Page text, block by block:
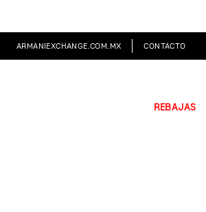
ARMANIEXCHANGE.COM.MX CONTACTO
REBAJAS